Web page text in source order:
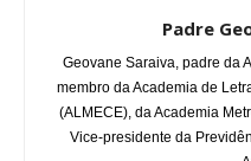
Padre
Geovane Saraiva, padre da
membro da Academia de
(ALMECE), da Academia
Vice-presidente da